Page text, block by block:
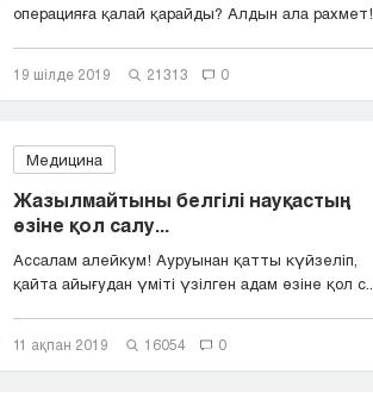
операцияға қалай қарайды? Алдын ала рахмет!
19 шілде 2019 21313 0
Медицина
Жазылмайтыны белгілі науқастың
өзіне қол салу...
Ассалам алейкум! Ауруынан қатты күйзеліп,
қайта айығудан үміті үзілген адам өзіне қол с...
11 ақпан 2019 16054 0